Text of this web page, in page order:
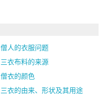
僧人的衣服问题
三衣布料的来源
僧衣的颜色
三衣的由来、形状及其用途